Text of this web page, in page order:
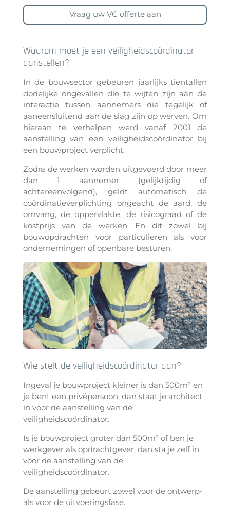
Vraag uw VC offerte aan
Waarom moet je een veiligheidscoördinator
aanstellen?
In de bouwsector gebeuren jaarlijks tientallen
dodelijke ongevallen die te wijten zijn aan de
interactie tussen aannemers die tegelijk of
aaneensluitend aan de slag zijn op werven. Om
hieraan te verhelpen werd vanaf 2001 de
aanstelling van een veiligheidscoördinator bij
een bouwproject verplicht.
Zodra de werken worden uitgevoerd door meer
dan 1 aannemer (gelijktijdig of
achtereenvolgend), geldt automatisch de
coördinatieverplichting ongeacht de aard, de
omvang, de oppervlakte, de risicograad of de
kostprijs van de werken. En dit zowel bij
bouwopdrachten voor particulieren als voor
ondernemingen of openbare besturen.
Wie stelt de veiligheidscoördinator aan?
Ingeval je bouwproject kleiner is dan 500m² en
je bent een privépersoon, dan staat je architect
in voor de aanstelling van de
veiligheidscoördinator.
Is je bouwproject groter dan 500m² of ben je
werkgever als opdrachtgever, dan sta je zelf in
voor de aanstelling van de
veiligheidscoördinator.
De aanstelling gebeurt zowel voor de ontwerp-
als voor de uitvoeringsfase.